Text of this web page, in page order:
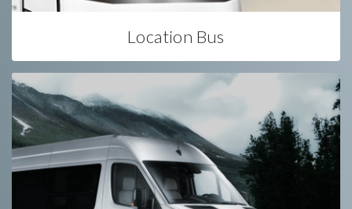
Location Bus